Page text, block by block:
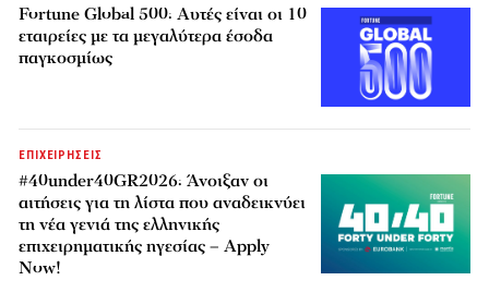
Fortune Global 500: Αυτές είναι οι 10
εταιρείες με τα μεγαλύτερα έσοδα
παγκοσμίως
ΕΠΙΧΕΙΡΗΣΕΙΣ
#40under40GR2026: Άνοιξαν οι
αιτήσεις για τη λίστα που αναδεικνύει
τη νέα γενιά της ελληνικής
επιχειρηματικής ηγεσίας – Apply
Now!